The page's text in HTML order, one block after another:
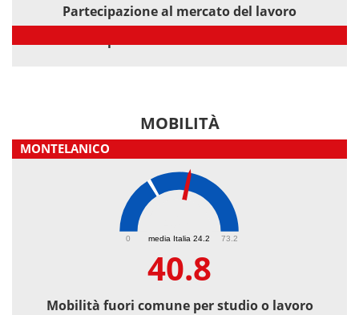
Partecipazione al mercato del lavoro
MOBILITÀ
MONTELANICO
media Italia 24.2
0 73.2
40.8
Mobilità fuori comune per studio o lavoro